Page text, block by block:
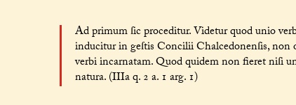
Ad primum ſic proceditur. Videtur quod unio
inducitur in geſtis Concilii Chalcedonenſis,
verbi incarnatam. Quod quidem non fieret niſi
natura. (IIIa q. 2 a. 1 arg. 1)